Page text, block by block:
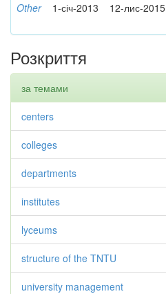
Other 1-січ-2013 12-лис-2015
Розкриття
за темами
centers
colleges
departments
institutes
lyceums
structure of the TNTU
university management